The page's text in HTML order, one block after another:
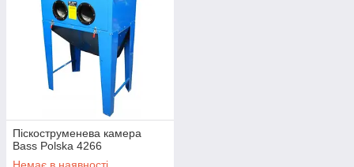
Піскоструменева камера
Bass Polska 4266